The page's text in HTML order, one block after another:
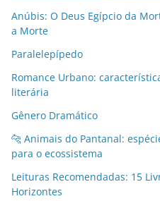
Anúbis: O Deus Egípcio da
a Morte
Paralelepípedo
Romance Urbano:
literária
Gênero Dramático
🐆 Animais do Pantanal:
para o ecossistema
Leituras Recomendadas: 15
Horizontes